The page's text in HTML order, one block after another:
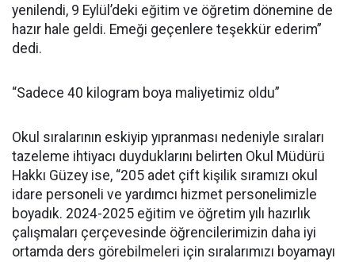
yenilendi, 9 Eylül’deki eğitim ve öğretim dönemine de
hazır hale geldi. Emeği geçenlere teşekkür ederim”
dedi.
“Sadece 40 kilogram boya maliyetimiz oldu”
Okul sıralarının eskiyip yıpranması nedeniyle sıraları
tazeleme ihtiyacı duyduklarını belirten Okul Müdürü
Hakkı Güzey ise, “205 adet çift kişilik sıramızı okul
idare personeli ve yardımcı hizmet personelimizle
boyadık. 2024-2025 eğitim ve öğretim yılı hazırlık
çalışmaları çerçevesinde öğrencilerimizin daha iyi
ortamda ders görebilmeleri için sıralarımızı boyamayı